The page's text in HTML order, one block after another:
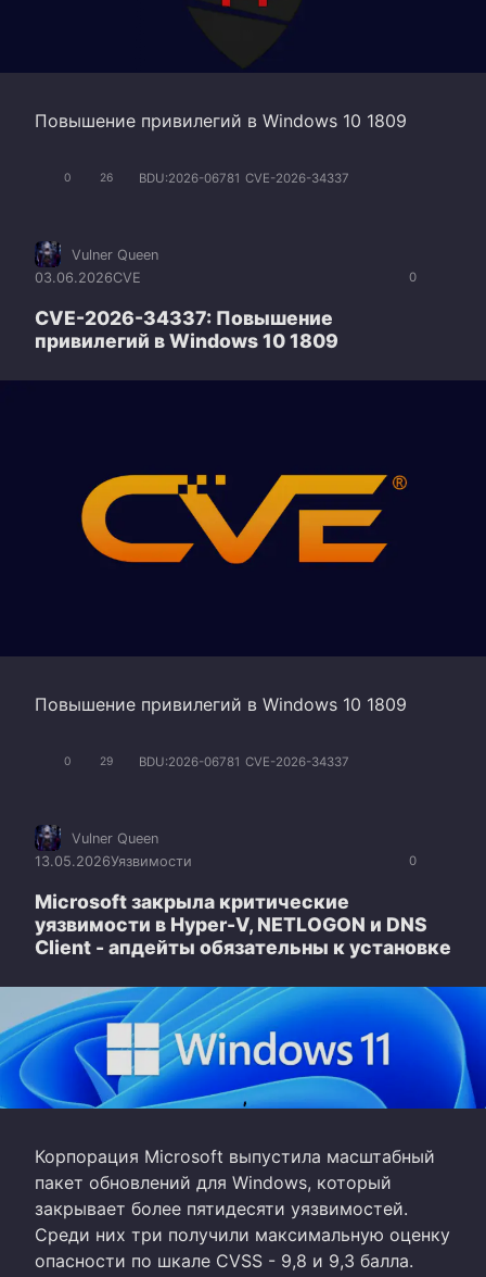
Повышение привилегий в Windows 10 1809
0 26 BDU:2026-06781 CVE-2026-34337
0
Vulner Queen
03.06.2026CVE
CVE-2026-34337: Повышение
привилегий в Windows 10 1809
Повышение привилегий в Windows 10 1809
0 29 BDU:2026-06781 CVE-2026-34337
0
Vulner Queen
13.05.2026Уязвимости
Microsoft закрыла критические
уязвимости в Hyper-V, NETLOGON и DNS
Client - апдейты обязательны к установке
Корпорация Microsoft выпустила масштабный
пакет обновлений для Windows, который
закрывает более пятидесяти уязвимостей.
Среди них три получили максимальную оценку
опасности по шкале CVSS - 9,8 и 9,3 балла.